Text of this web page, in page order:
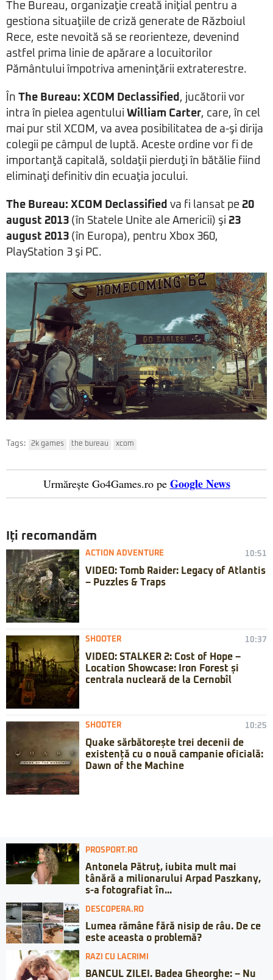
The Bureau, organizaţie creată iniţial pentru a
gestiona situaţiile de criză generate de Războiul
Rece, este nevoită să se reorienteze, devenind
astfel prima linie de apărare a locuitorilor
Pământului împotriva ameninţării extraterestre.
În The Bureau: XCOM Declassified , jucătorii vor
intra în pielea agentului William Carter, care, în cel
mai pur stil XCOM, va avea posibilitatea de a-şi dirija
colegii pe câmpul de luptă. Aceste ordine vor fi de
importanţă capitală, soldaţii pierduţi în bătălie fiind
eliminaţi definitiv din ecuaţia jocului.
The Bureau: XCOM Declassified va fi lansat pe 20
august 2013 (în Statele Unite ale Americii) şi 23
august 2013 (în Europa), pentru Xbox 360,
PlayStation 3 şi PC.
Tags: 2k games the bureau xcom
Urmărește Go4Games.ro pe Google News
Iți recomandăm
ACTION ADVENTURE 10:51
VIDEO: Tomb Raider: Legacy of Atlantis
– Puzzles & Traps
SHOOTER 10:37
VIDEO: STALKER 2: Cost of Hope –
Location Showcase: Iron Forest și
centrala nucleară de la Cernobîl
SHOOTER 10:25
Quake sărbătorește trei decenii de
existență cu o nouă campanie oficială:
Dawn of the Machine
PROSPORT.RO
Antonela Pătruț, iubita mult mai
tânără a milionarului Arpad Paszkany,
s-a fotografiat în...
DESCOPERA.RO
Lumea rămâne fără nisip de râu. De ce
este aceasta o problemă?
RAZI CU LACRIMI
BANCUL ZILEI. Badea Gheorghe: – Nu